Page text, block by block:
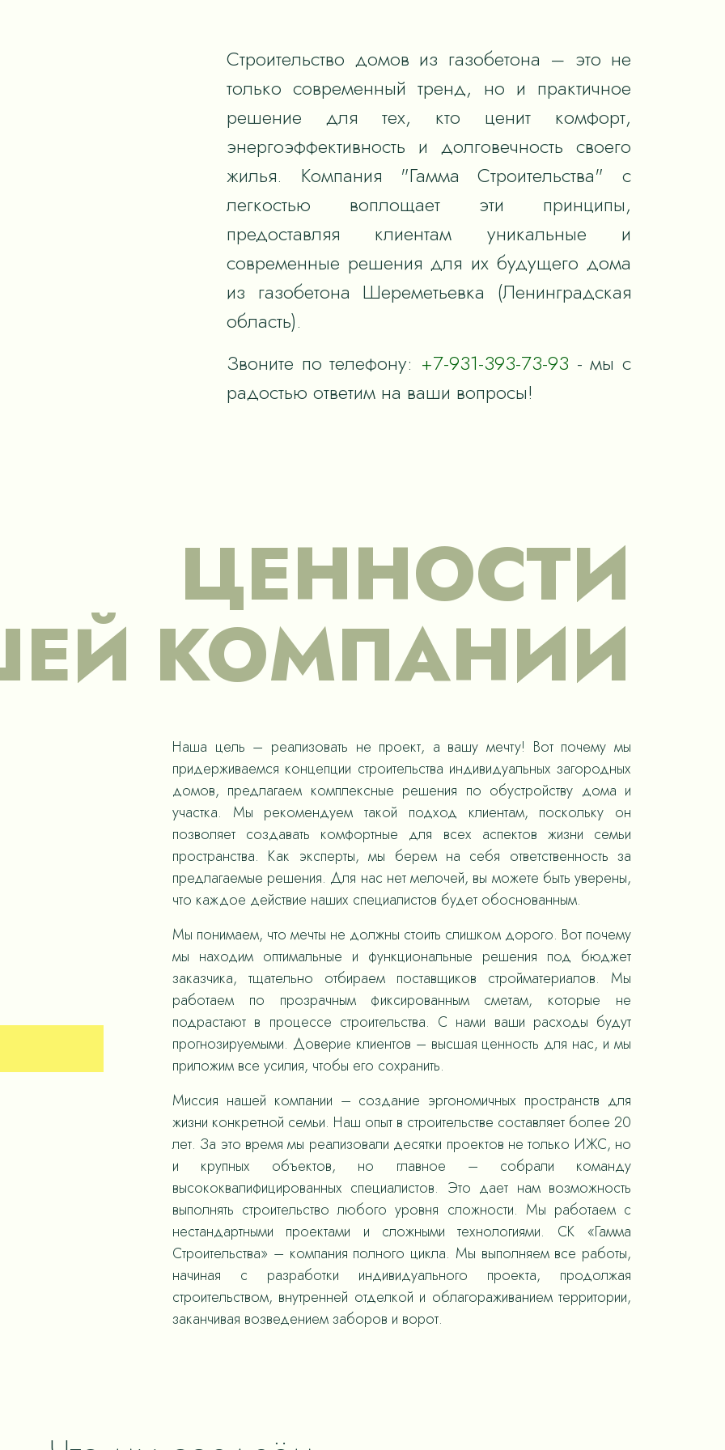
Строительство домов из газобетона – это не
только современный тренд, но и практичное
решение для тех, кто ценит комфорт,
энергоэффективность и долговечность своего
жилья. Компания "Гамма Строительства" с
легкостью воплощает эти принципы,
предоставляя клиентам уникальные и
современные решения для их будущего дома
из газобетона Шереметьевка (Ленинградская
область).
Звоните по телефону: +7-931-393-73-93 - мы с
радостью ответим на ваши вопросы!
ЦЕННОСТИ
КОМПАНИИ
Наша цель – реализовать не проект, а вашу мечту! Вот почему мы
придерживаемся концепции строительства индивидуальных загородных
домов, предлагаем комплексные решения по обустройству дома и
участка. Мы рекомендуем такой подход клиентам, поскольку он
позволяет создавать комфортные для всех аспектов жизни семьи
пространства. Как эксперты, мы берем на себя ответственность за
предлагаемые решения. Для нас нет мелочей, вы можете быть уверены,
что каждое действие наших специалистов будет обоснованным.
Мы понимаем, что мечты не должны стоить слишком дорого. Вот почему
мы находим оптимальные и функциональные решения под бюджет
заказчика, тщательно отбираем поставщиков стройматериалов. Мы
работаем по прозрачным фиксированным сметам, которые не
подрастают в процессе строительства. С нами ваши расходы будут
прогнозируемыми. Доверие клиентов – высшая ценность для нас, и мы
приложим все усилия, чтобы его сохранить.
Миссия нашей компании – создание эргономичных пространств для
жизни конкретной семьи. Наш опыт в строительстве составляет более 20
лет. За это время мы реализовали десятки проектов не только ИЖС, но
и крупных объектов, но главное – собрали команду
высококвалифицированных специалистов. Это дает нам возможность
выполнять строительство любого уровня сложности. Мы работаем с
нестандартными проектами и сложными технологиями. СК «Гамма
Строительства» – компания полного цикла. Мы выполняем все работы,
начиная с разработки индивидуального проекта, продолжая
строительством, внутренней отделкой и облагораживанием территории,
заканчивая возведением заборов и ворот.